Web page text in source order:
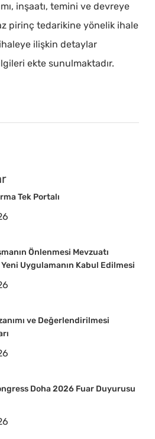
inşaatı, temini ve devreye
pirinç tedarikine yönelik ihale
ilişkin detaylar
ekte sunulmaktadır.
Tek Portalı
Önlenmesi Mevzuatı
Uygulamanın Kabul Edilmesi
ve Değerlendirilmesi
Doha 2026 Fuar Duyurusu